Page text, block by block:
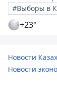
#Выборы в
+23°
Новости
Новости